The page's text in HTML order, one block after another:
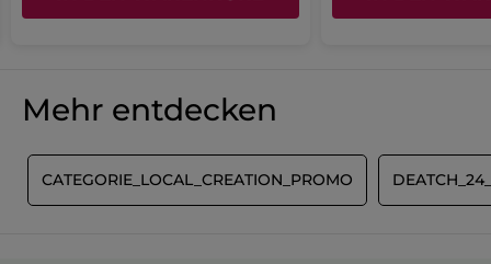
Mehr entdecken
CATEGORIE_LOCAL_CREATION_PROMO